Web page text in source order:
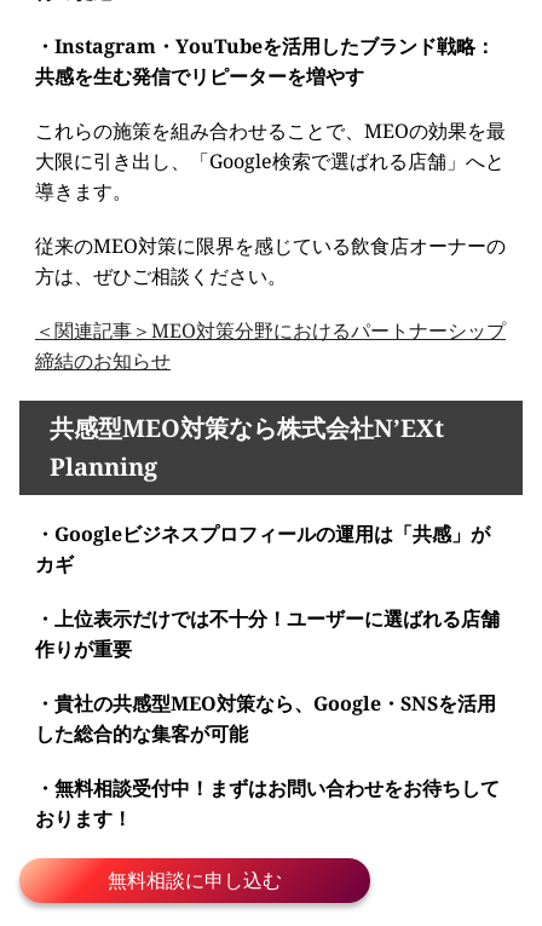
・Instagram・YouTubeを活用したブランド戦略：
共感を生む発信でリピーターを増やす
これらの施策を組み合わせることで、MEOの効果を最
大限に引き出し、「Google検索で選ばれる店舗」へと
導きます。
従来のMEO対策に限界を感じている飲食店オーナーの
方は、ぜひご相談ください。
＜関連記事＞MEO対策分野におけるパートナーシップ
締結のお知らせ
共感型MEO対策なら株式会社N’EXt
Planning
・Googleビジネスプロフィールの運用は「共感」が
カギ
・上位表示だけでは不十分！ユーザーに選ばれる店舗
作りが重要
・貴社の共感型MEO対策なら、Google・SNSを活用
した総合的な集客が可能
・無料相談受付中！まずはお問い合わせをお待ちして
おります！
無料相談に申し込む